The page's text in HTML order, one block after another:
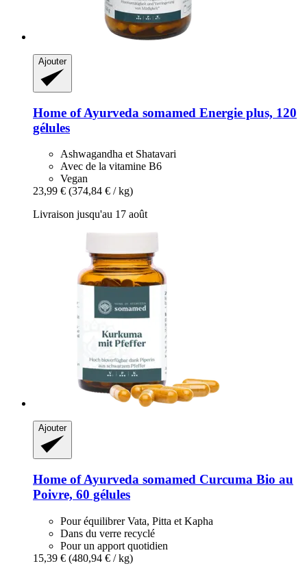
Ajouter
Home of Ayurveda somamed Energie plus, 120
gélules
Ashwagandha et Shatavari
Avec de la vitamine B6
Vegan
23,99 € (374,84 € / kg)
Livraison jusqu'au 17 août
Ajouter
Home of Ayurveda somamed Curcuma Bio au
Poivre, 60 gélules
Pour équilibrer Vata, Pitta et Kapha
Dans du verre recyclé
Pour un apport quotidien
15,39 € (480,94 € / kg)